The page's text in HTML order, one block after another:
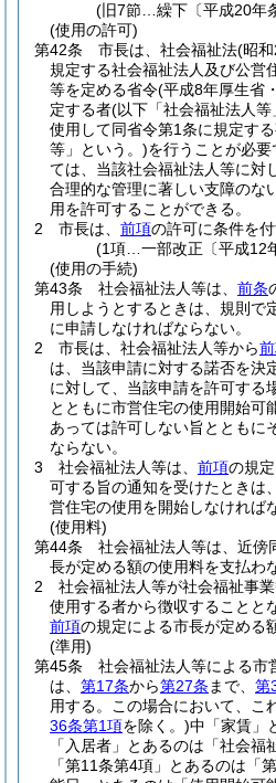
(旧7節…繰下〔平成20年
(使用の許可)
第42条
市長は、社会福祉法(昭
規定する社会福祉法人及び公営
等を定める省令(平成8年厚生省
定する者(以下「社会福祉法人等
使用して同省令第1条に規定す
等」という。)を行うことが必
ては、当該社会福祉法人等に対
合理的な管理に著しい支障のな
用を許可することができる。
2
市長は、 前項の許可に条件を付
(1項…一部改正〔平成12
(使用の手続)
第43条
社会福祉法人等は、 前条
用しようとするときは、規則で
に申請しなければならない。
2
市長は、社会福祉法人等から
は、当該申請に対する諾否を決
に対して、当該申請を許可する
とともに市営住宅の使用開始可
あっては許可しない旨とともに
ならない。
3
社会福祉法人等は、 前項の規
可する旨の通知を受けたときは
営住宅の使用を開始しなければ
(使用料)
第44条
社会福祉法人等は、近傍
長が定める額の使用料を支払わ
2
社会福祉法人等が社会福祉事
使用する者から徴収することと
前項の規定による市長が定める
(準用)
第45条
社会福祉法人等による市
は、 第17条から第27条 まで、 第
用する。
この場合において、こ
36条第1項を除く。)中「家賃」
「入居者」とあるのは「社会福
「第11条第4項」とあるのは「